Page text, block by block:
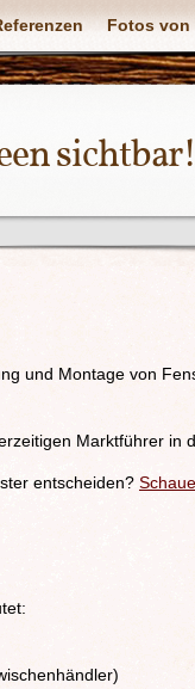
Fotos von
sichtbar!
und Montage von
Marktführer in
entscheiden?